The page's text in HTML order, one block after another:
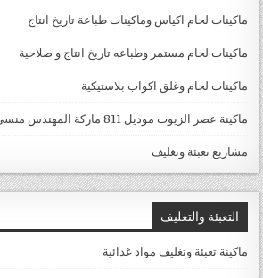
ماكينات لحام اكياس وماكينات طباعة تاريخ انتاج
ماكينات لحام مستمر وطباعه تاريخ انتاج و صلاحية
ماكينات لحام وغلق اكواب بلاستيكية
ماكينة عصر الزيوت موديل 811 ماركة المهندس منسي
مشاريع تعبئة وتغليف
التعبئة والتغليف
ماكينة تعبئة وتغليف مواد غذائية